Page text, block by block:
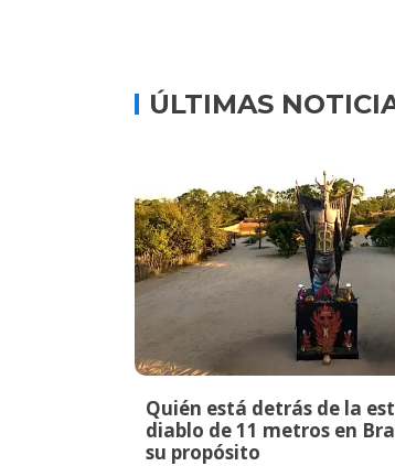
ÚLTIMAS
Quién está detrás de la
diablo de 11 metros en
su propósito